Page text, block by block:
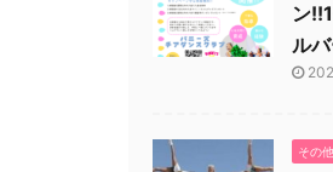
ン
ル
その他